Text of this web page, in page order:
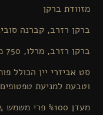
מזוודת ברקן
ברקן רזרב, קברנה סוביניון,
ברקן רזרב, מרלו, 750 מ"ל
סט אביזרי יין הכולל
וטבעת למניעת טפטופים
מעדן %100 פרי משמש 284 מ"ל